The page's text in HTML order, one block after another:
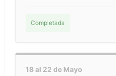
Completada
18 al 22 de Mayo